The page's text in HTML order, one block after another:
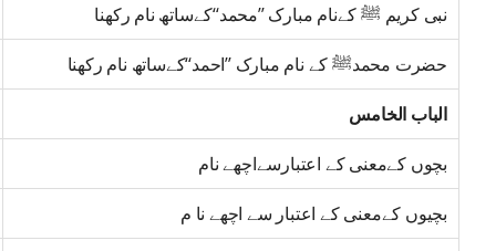
نبی کریم ﷺ کےنام مبارک ’’محمد‘‘کےساتھ نام رکھنا
حضرت محمدﷺ کے نام مبارک ’’احمد‘‘کےساتھ نام رکھنا
الباب الخامس
بچوں کےمعنی کے اعتبارسےاچھے نام
بچیوں کےمعنی کے اعتبار سے اچھے نا م